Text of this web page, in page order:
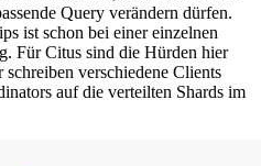
Query verändern dürfen.
ist schon bei einer einzelnen
Für Citus sind die Hürden hier
verschiedene Clients
auf die verteilten Shards im